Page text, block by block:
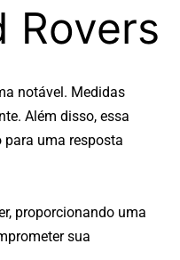
Rovers
notável. Medidas
Além disso, essa
uma resposta
proporcionando uma
sua